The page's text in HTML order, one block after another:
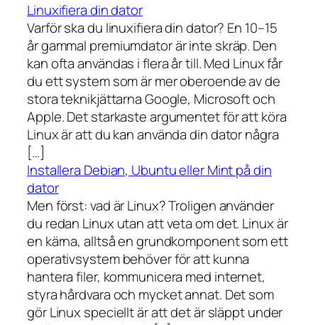
Linuxifiera din dator
Varför ska du linuxifiera din dator? En 10–15
år gammal premiumdator är inte skräp. Den
kan ofta användas i flera år till. Med Linux får
du ett system som är mer oberoende av de
stora teknikjättarna Google, Microsoft och
Apple. Det starkaste argumentet för att köra
Linux är att du kan använda din dator några
[…]
Installera Debian, Ubuntu eller Mint på din
dator
Men först: vad är Linux? Troligen använder
du redan Linux utan att veta om det. Linux är
en kärna, alltså en grundkomponent som ett
operativsystem behöver för att kunna
hantera filer, kommunicera med internet,
styra hårdvara och mycket annat. Det som
gör Linux speciellt är att det är släppt under